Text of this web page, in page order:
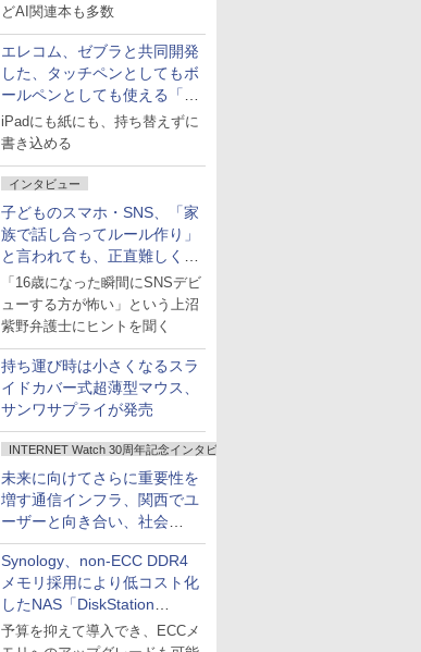
どAI関連本も多数
エレコム、ゼブラと共同開発
した、タッチペンとしてもボ
ールペンとしても使える「ス
タイラスツーウェイ」発売
iPadにも紙にも、持ち替えずに
書き込める
インタビュー
子どものスマホ・SNS、「家
族で話し合ってルール作り」
と言われても、正直難しくな
いですか？
「16歳になった瞬間にSNSデビ
ューする方が怖い」という上沼
紫野弁護士にヒントを聞く
持ち運び時は小さくなるスラ
イドカバー式超薄型マウス、
サンワサプライが発売
INTERNET Watch 30周年記念インタビュー
未来に向けてさらに重要性を
増す通信インフラ、関西でユ
ーザーと向き合い、社会
の“あたらしい”を起動し続け
る～オプテージ
Synology、non-ECC DDR4
メモリ採用により低コスト化
したNAS「DiskStation
neo+」シリーズ
予算を抑えて導入でき、ECCメ